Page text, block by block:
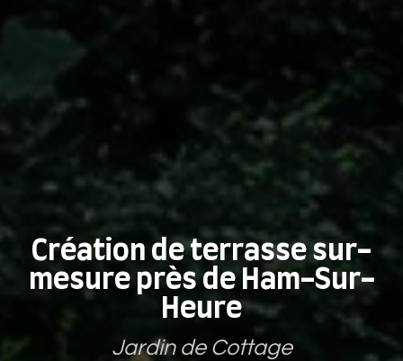
Création de terrasse sur-
mesure près de Ham-Sur-
Heure
Jardin de Cottage